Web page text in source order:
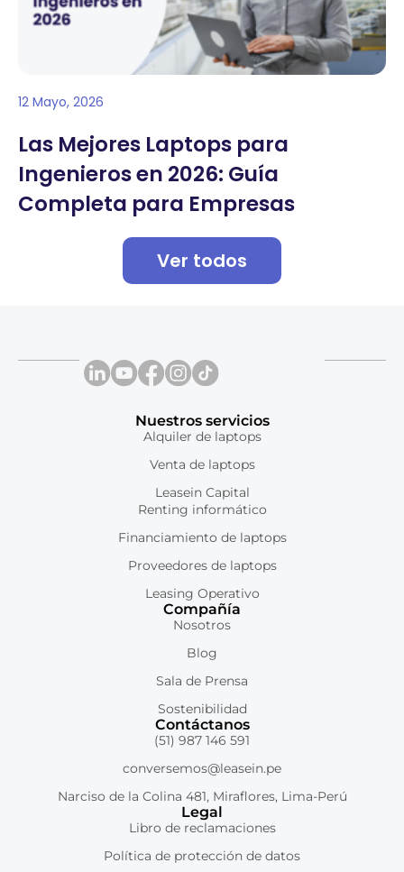
12 Mayo, 2026
Las Mejores Laptops para
Ingenieros en 2026: Guía
Completa para Empresas
Ver todos
Nuestros servicios
Alquiler de laptops
Venta de laptops
Leasein Capital
Renting informático
Financiamiento de laptops
Proveedores de laptops
Leasing Operativo
Compañía
Nosotros
Blog
Sala de Prensa
Sostenibilidad
Contáctanos
(51) 987 146 591
conversemos@leasein.pe
Narciso de la Colina 481, Miraflores, Lima-Perú
Legal
Libro de reclamaciones
Política de protección de datos